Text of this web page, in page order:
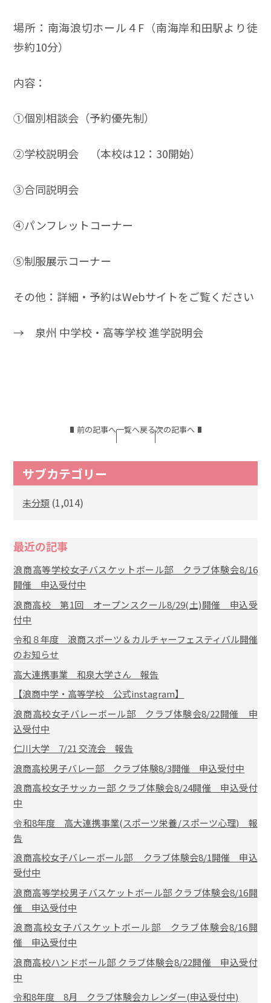
場所：南海浪切ホール４F（南海岸和田駅より徒
歩約10分）
内容：
➀個別相談会（予約優先制）
➁学校説明会 （本校は12：30開始）
➂合同説明会
➃パンフレットコーナー
➄制服展示コーナー
その他：詳細・予約はWebサイトをご覧ください
→ 泉州 中学校・高等学校 進学説明会
前の記事へ一覧へ戻る次の記事へ
サブカテゴリー
未分類 (1,014)
最近の記事
浪商高等学校女子バスケットボール部 クラブ体験会8/16
開催 申込受付中
浪商高校 第1回 オープンスクール8/29(土)開催 申込受
付中
令和８年度 浪商スポーツ＆カルチャーフェスティバル開催
のお知らせ
高大連携事業 和泉大学さん 報告
【浪商中学・高等学校 公式instagram】
浪商高校女子バレーボール部 クラブ体験会8/22開催 申
込受付中
仁川大学 7/21 交流会 報告
浪商高校男子バレー部 クラブ体験8/3開催 申込受付中
浪商高校女子サッカー部 クラブ体験会8/24開催 申込受付
中
令和8年度 高大連携事業(スポーツ栄養/スポーツ心理) 報
告
浪商高校女子バレーボール部 クラブ体験会8/1開催 申込
受付中
浪商高等学校男子バスケットボール部 クラブ体験会8/16開
催 申込受付中
浪商高校女子バスケットボール部 クラブ体験会8/16開
催 申込受付中
浪商高校ハンドボール部 クラブ体験会8/22開催 申込受付
中
令和8年度 8月 クラブ体験会カレンダー(申込受付中)